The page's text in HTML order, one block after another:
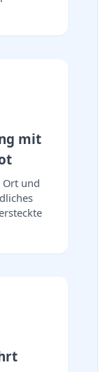
mit
und